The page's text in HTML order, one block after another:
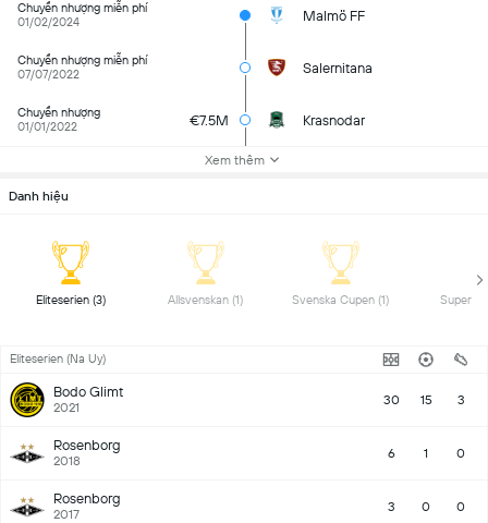
Chuyển nhượng miễn phí
01/02/2024
Malmö FF
Chuyển nhượng miễn phí
07/07/2022
Salernitana
Chuyển nhượng
01/01/2022
€7.5M Krasnodar
Xem thêm
Danh hiệu
Eliteserien (3)
Eliteserien (Na Uy)
Bodo Glimt
2021 30 15 3
Rosenborg
2018 6 1 0
Rosenborg
2017 3 0 0